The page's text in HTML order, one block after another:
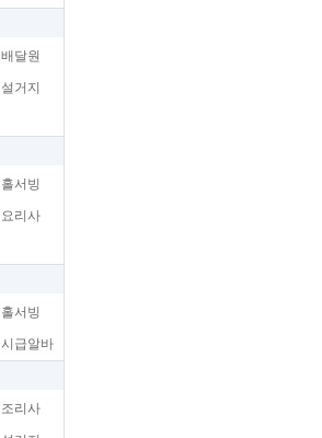
배달원
설거지
홀서빙
요리사
홀서빙
시급알바
조리사